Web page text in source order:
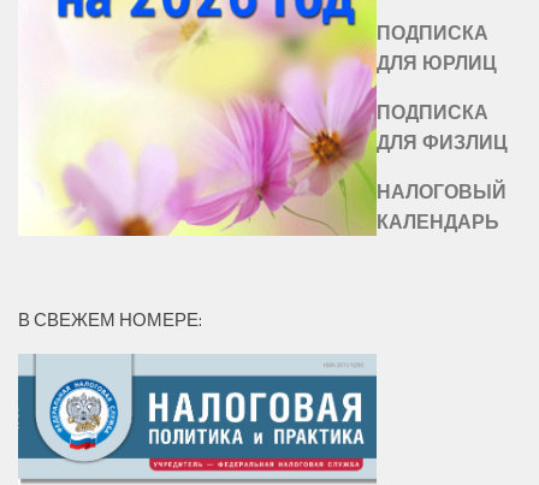
ПОДПИСКА
ДЛЯ ЮРЛИЦ
ПОДПИСКА
ДЛЯ ФИЗЛИЦ
НАЛОГОВЫЙ
КАЛЕНДАРЬ
В СВЕЖЕМ НОМЕРЕ: